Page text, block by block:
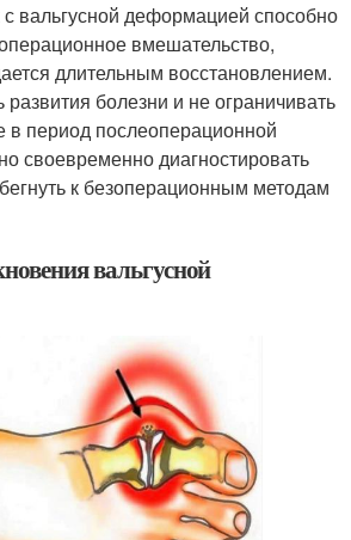
вальгусной деформацией способно
вмешательство,
длительным восстановлением.
болезни и не ограничивать
в период послеоперационной
своевременно диагностировать
к безоперационным методам
вальгусной